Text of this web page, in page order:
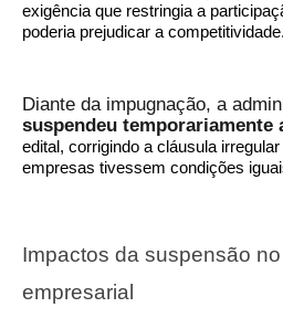
exigência que restringia a
poderia prejudicar a competitividade.
Diante da impugnação, a
suspendeu temporariamente
edital, corrigindo a cláusula
empresas tivessem condições
Impactos da suspensão
empresarial